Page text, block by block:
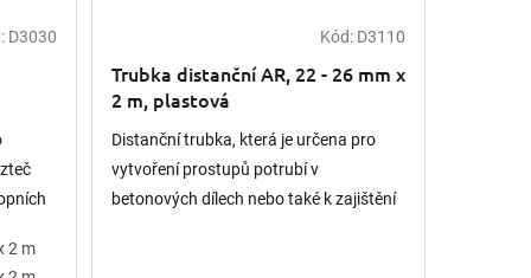
D3030
2 m
Kód: D3110
Trubka distanční AR, 22 - 26 mm x
2 m, plastová
Distanční trubka, která je určena pro
vytvoření prostupů potrubí v
betonových dílech nebo také k zajištění